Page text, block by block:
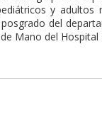
y adultos
del
Mano del